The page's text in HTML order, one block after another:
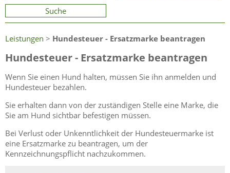
Suche
Leistungen > Hundesteuer - Ersatzmarke beantragen
Hundesteuer - Ersatzmarke beantragen
Wenn Sie einen Hund halten, müssen Sie ihn anmelden und
Hundesteuer bezahlen.
Sie erhalten dann von der zuständigen Stelle eine Marke, die
Sie am Hund sichtbar befestigen müssen.
Bei Verlust oder Unkenntlichkeit der Hundesteuermarke ist
eine Ersatzmarke zu beantragen, um der
Kennzeichnungspflicht nachzukommen.